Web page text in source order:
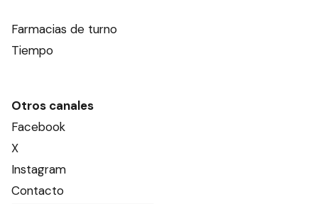
Farmacias de turno
Tiempo
Otros canales
Facebook
X
Instagram
Contacto